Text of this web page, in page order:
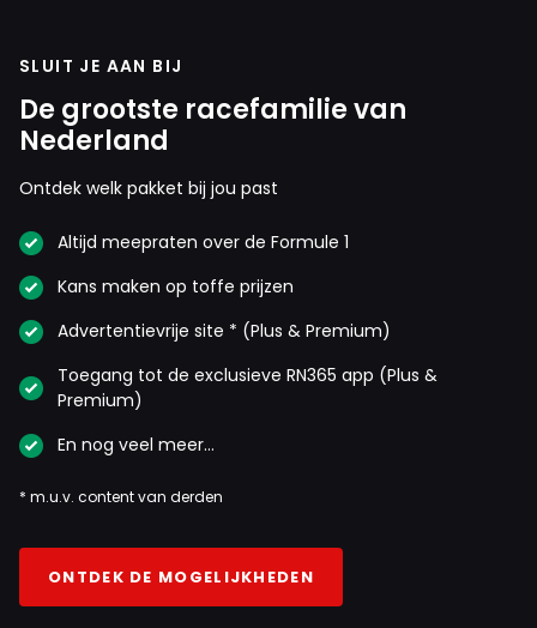
SLUIT JE AAN BIJ
De grootste racefamilie van
Nederland
Ontdek welk pakket bij jou past
Altijd meepraten over de Formule 1
Kans maken op toffe prijzen
Advertentievrije site * (Plus & Premium)
Toegang tot de exclusieve RN365 app (Plus &
Premium)
En nog veel meer…
* m.u.v. content van derden
ONTDEK DE MOGELIJKHEDEN